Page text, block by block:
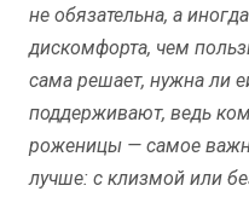
не обязательна, а
дискомфорта, чем
сама решает, нужна ли
поддерживают, ведь
роженицы — самое
лучше: с клизмой или